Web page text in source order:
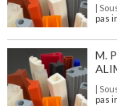
|
pas
M.
|
pas